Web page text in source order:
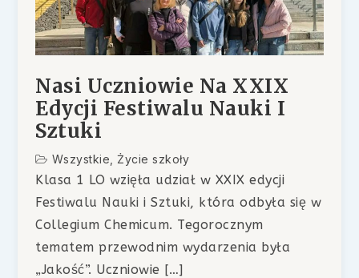
Nasi Uczniowie Na XXIX
Edycji Festiwalu Nauki I
Sztuki
Wszystkie ,Życie szkoły
Klasa 1 LO wzięła udział w XXIX edycji
Festiwalu Nauki i Sztuki, która odbyła się w
Collegium Chemicum. Tegorocznym
tematem przewodnim wydarzenia była
„Jakość”. Uczniowie […]